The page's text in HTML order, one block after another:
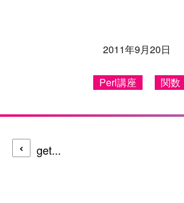
2011年9月20日
Perl講座 関数
get...